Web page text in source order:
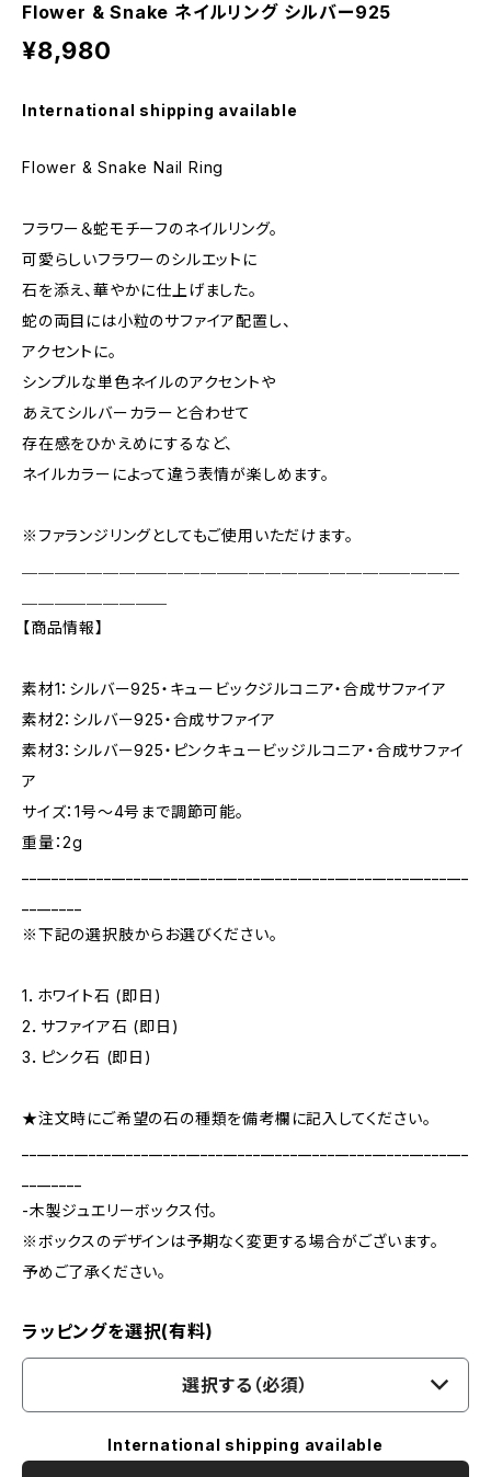
Flower & Snake ネイルリング シルバー925
¥8,980
International shipping available
Flower & Snake Nail Ring
フラワー＆蛇モチーフのネイルリング。
可愛らしいフラワーのシルエットに
石を添え、華やかに仕上げました。
蛇の両目には小粒のサファイア配置し、
アクセントに。
シンプルな単色ネイルのアクセントや
あえてシルバーカラーと合わせて
存在感をひかえめにするなど、
ネイルカラーによって違う表情が楽しめます。
※ファランジリングとしてもご使用いただけます。
【商品情報】
素材1：シルバー925・キュービックジルコニア・合成サファイア
素材2：シルバー925・合成サファイア
素材3：シルバー925・ピンクキュービッジルコニア・合成サファイ
ア
サイズ：1号～4号まで調節可能。
重量：2g
※下記の選択肢からお選びください。
1．ホワイト石 (即日)
2．サファイア石 (即日)
3．ピンク石 (即日)
★注文時にご希望の石の種類を備考欄に記入してください。
-木製ジュエリーボックス付。
※ボックスのデザインは予期なく変更する場合がございます。
予めご了承ください。
ラッピングを選択(有料)
選択する（必須）
International shipping available